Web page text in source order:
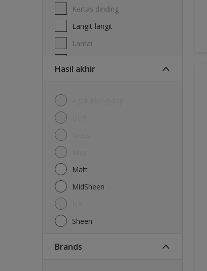
Kertas dinding
Langit-langit
Lantai
Hasil akhir
Matt
MidSheen
Sheen
brands